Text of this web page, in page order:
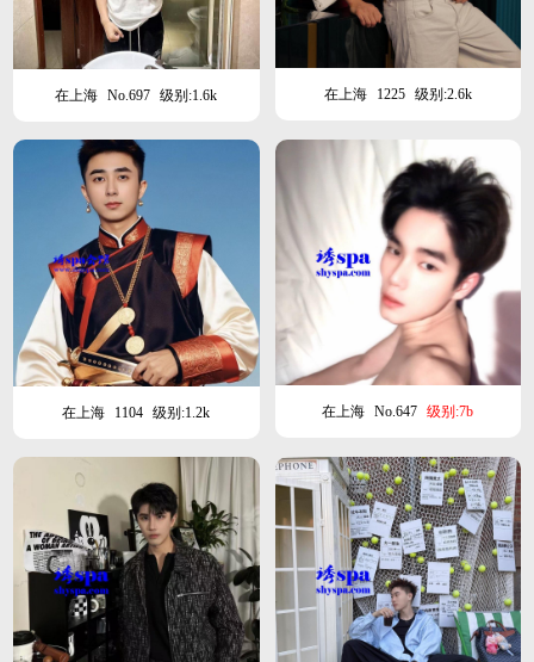
在上海 No.697 级别:1.6k 在上海 1225 级别:2.6k
在上海 1104 级别:1.2k 在上海 No.647 级别:7b